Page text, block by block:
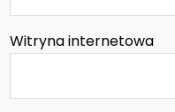
Witryna internetowa